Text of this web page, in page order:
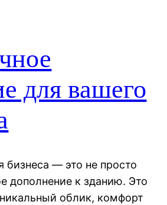
для вашего
бизнеса — это не просто
дополнение к зданию. Это
облик, комфорт